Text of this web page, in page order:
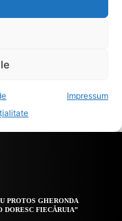
PROTOS GHERONDA
DORESC FIECĂRUIA”